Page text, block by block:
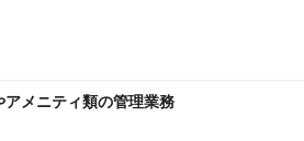
メニティ類の管理業務